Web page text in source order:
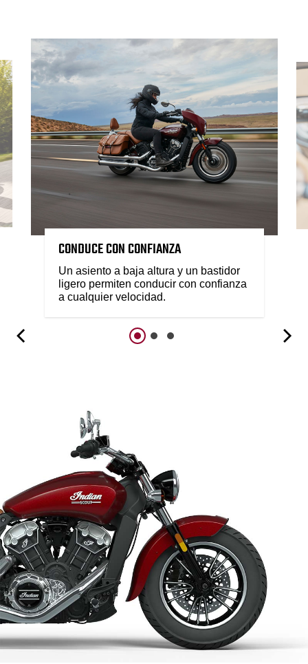
CONDUCE CON CONFIANZA
Un asiento a baja altura y un bastidor
ligero permiten conducir con confianza
a cualquier velocidad.